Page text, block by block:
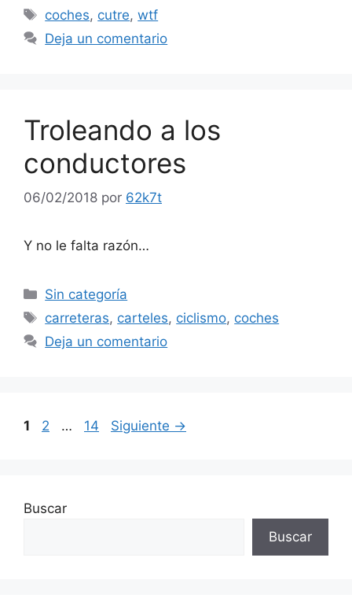
Etiquetas
coches, cutre,wtf
Deja un comentario
Troleando a los
conductores
06/02/2018 por 62k7t
Y no le falta razón…
Categorías
Sin categoría
Etiquetas
carreteras, carteles, ciclismo, coches
Deja un comentario
Página
1 Página
2 … Página
14 Siguiente →
Buscar
Buscar